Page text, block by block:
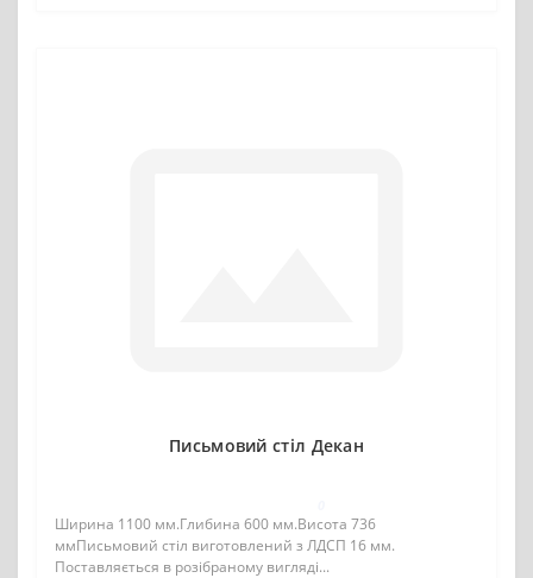
Письмовий стіл Декан
Ширина 1100 мм.Глибина 600 мм.Висота 736
ммПисьмовий стіл виготовлений з ЛДСП 16 мм.
Поставляється в розібраному вигляді...